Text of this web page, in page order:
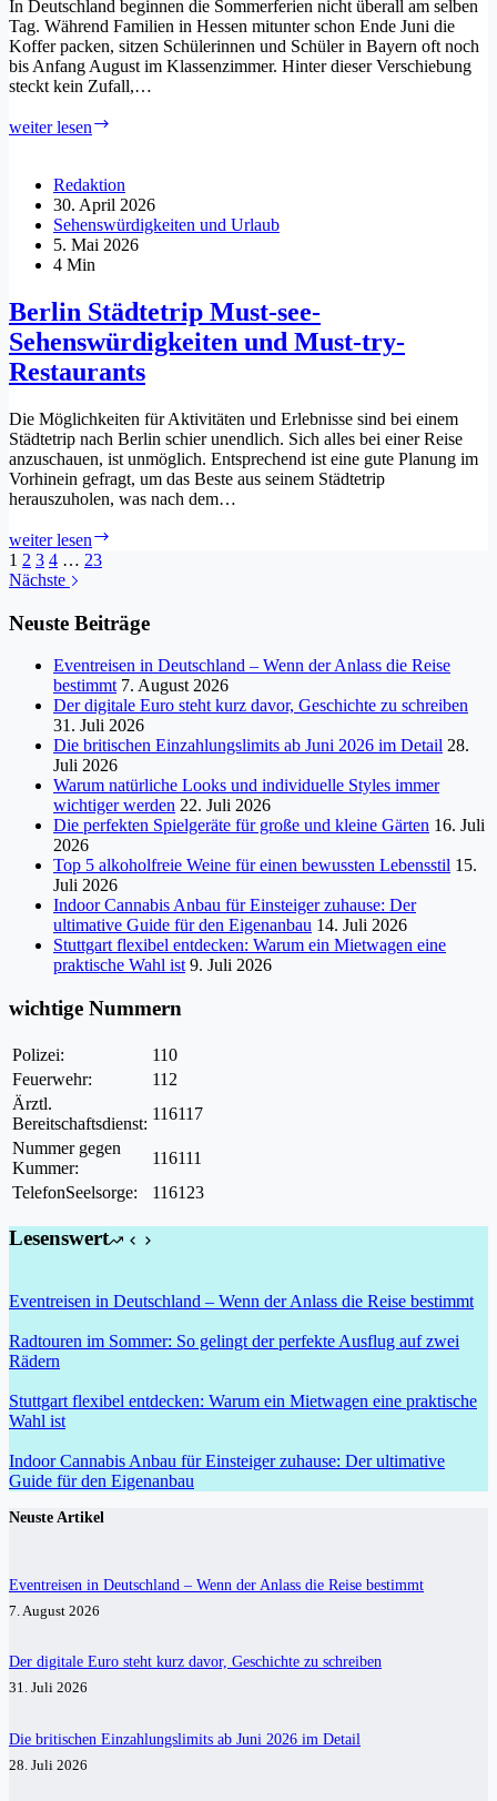
In Deutschland beginnen die Sommerferien nicht überall am selben
Tag. Während Familien in Hessen mitunter schon Ende Juni die
Koffer packen, sitzen Schülerinnen und Schüler in Bayern oft noch
bis Anfang August im Klassenzimmer. Hinter dieser Verschiebung
steckt kein Zufall,…
weiter lesen
Warum
jedes
Bundesland
zu
Zeit
Sommerferien
hat
Redaktion
30. April 2026
Sehenswürdigkeiten und Urlaub
5. Mai 2026
4 Min
Berlin Städtetrip Must-see-
Sehenswürdigkeiten und Must-try-
Restaurants
​Die Möglichkeiten für Aktivitäten und Erlebnisse sind bei einem
Städtetrip nach Berlin schier unendlich. Sich alles bei einer Reise
anzuschauen, ist unmöglich. Entsprechend ist eine gute Planung im
Vorhinein gefragt, um das Beste aus seinem Städtetrip
herauszuholen, was nach dem…
weiter lesen
Sehenswürdigkeiten
und
Must-
try-
Restaurants
1 2 3 4 … 23
Nächste
Neuste Beiträge
Eventreisen in Deutschland – Wenn der Anlass die Reise
bestimmt 7. August 2026
Der digitale Euro steht kurz davor, Geschichte zu schreiben
31. Juli 2026
Die britischen Einzahlungslimits ab Juni 2026 im Detail 28.
Juli 2026
Warum natürliche Looks und individuelle Styles immer
wichtiger werden 22. Juli 2026
Die perfekten Spielgeräte für große und kleine Gärten 16. Juli
2026
Top 5 alkoholfreie Weine für einen bewussten Lebensstil 15.
Juli 2026
Indoor Cannabis Anbau für Einsteiger zuhause: Der
ultimative Guide für den Eigenanbau 14. Juli 2026
Stuttgart flexibel entdecken: Warum ein Mietwagen eine
praktische Wahl ist 9. Juli 2026
wichtige Nummern
Polizei:
110
Feuerwehr:
112
Ärztl.
Bereitschaftsdienst:
116117
Nummer gegen
Kummer:
116111
TelefonSeelsorge:
116123
Lesenswert
Eventreisen in Deutschland – Wenn der Anlass die Reise bestimmt
Radtouren im Sommer: So gelingt der perfekte Ausflug auf zwei
Rädern
Stuttgart flexibel entdecken: Warum ein Mietwagen eine praktische
Wahl ist
Indoor Cannabis Anbau für Einsteiger zuhause: Der ultimative
Guide für den Eigenanbau
Neuste Artikel
Eventreisen in Deutschland – Wenn der Anlass die Reise bestimmt
7. August 2026
Der digitale Euro steht kurz davor, Geschichte zu schreiben
31. Juli 2026
Die britischen Einzahlungslimits ab Juni 2026 im Detail
28. Juli 2026